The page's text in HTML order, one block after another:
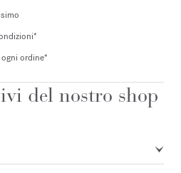
ordine*
del nostro shop